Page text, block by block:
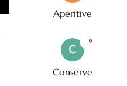
Aperitive
C
Conserve
9